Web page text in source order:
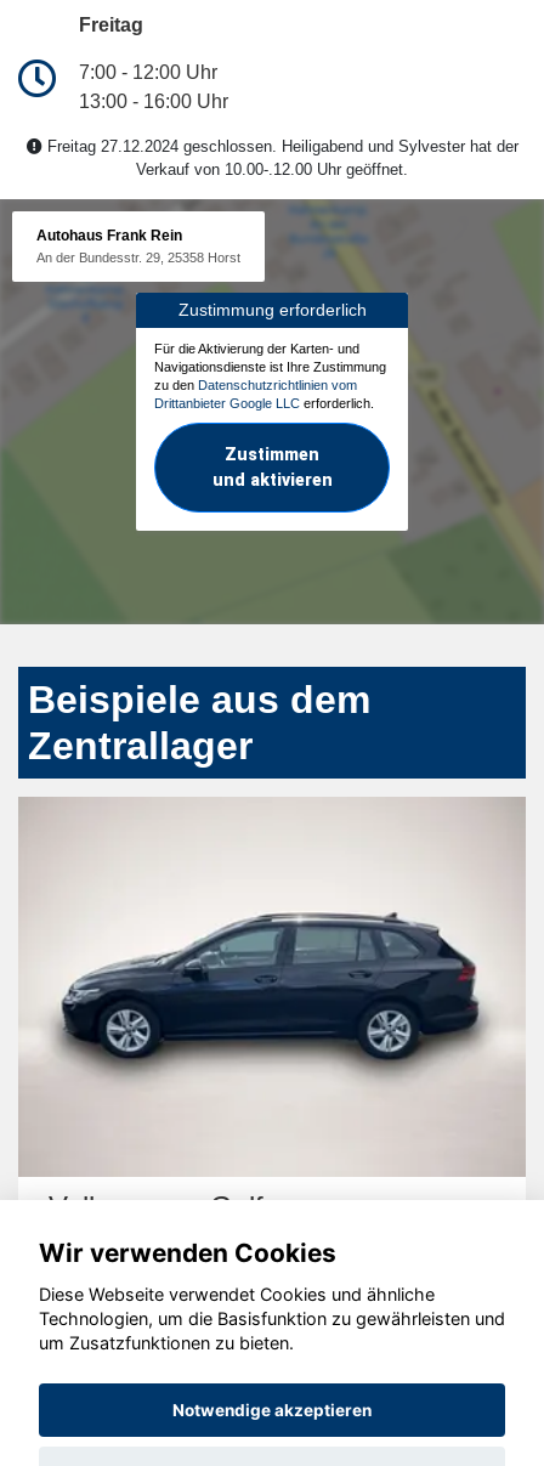
Freitag
7:00 - 12:00 Uhr
13:00 - 16:00 Uhr
Freitag 27.12.2024 geschlossen. Heiligabend und Sylvester hat der
Verkauf von 10.00-.12.00 Uhr geöffnet.
Autohaus Frank Rein
An der Bundesstr. 29, 25358 Horst
Zustimmung erforderlich
Für die Aktivierung der Karten- und
Navigationsdienste ist Ihre Zustimmung
zu den Datenschutzrichtlinien vom
Drittanbieter Google LLC erforderlich.
Zustimmen
und aktivieren
Beispiele aus dem
Zentrallager
Volkswagen Golf
© konjunkturmotor.de GmbH 2020 - 2026
Wir verwenden Cookies
Diese Webseite verwendet Cookies und ähnliche
Technologien, um die Basisfunktion zu gewährleisten und
um Zusatzfunktionen zu bieten.
Notwendige akzeptieren